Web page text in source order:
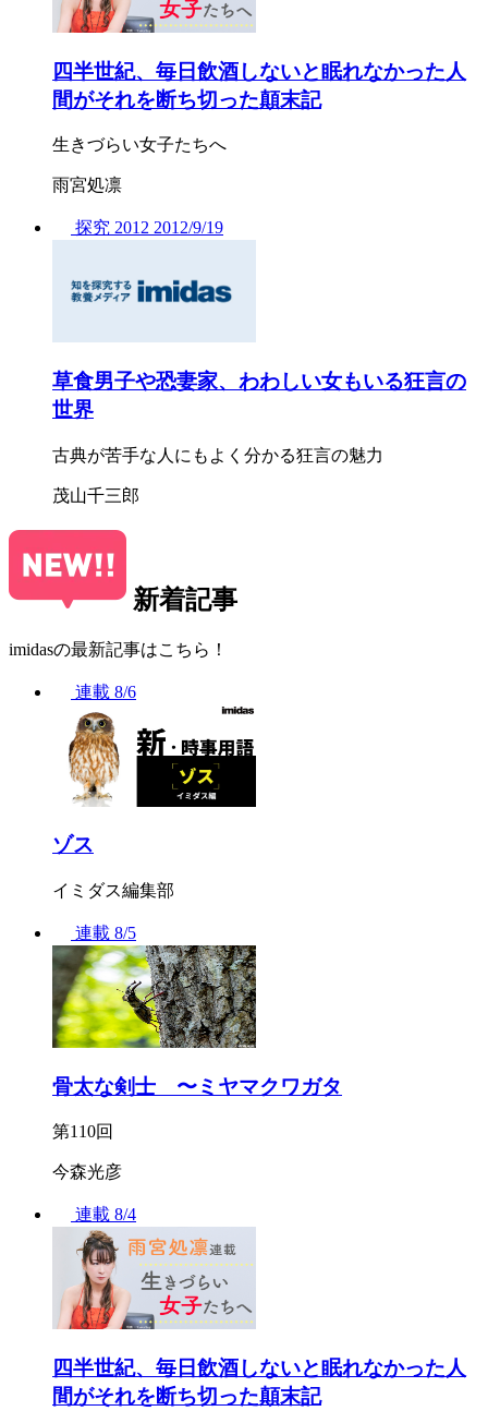
四半世紀、毎日飲酒しないと眠れなかった人
間がそれを断ち切った顛末記
生きづらい女子たちへ
雨宮処凛
探究 2012 2012/9/19
草食男子や恐妻家、わわしい女もいる狂言の
世界
古典が苦手な人にもよく分かる狂言の魅力
茂山千三郎
新着記事
imidasの最新記事はこちら！
連載 8/6
ゾス
イミダス編集部
連載 8/5
骨太な剣士 〜ミヤマクワガタ
第110回
今森光彦
連載 8/4
四半世紀、毎日飲酒しないと眠れなかった人
間がそれを断ち切った顛末記